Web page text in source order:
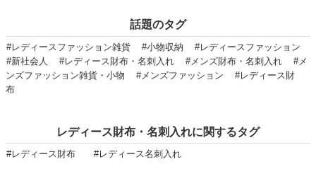
話題のタグ
#レディースファッション雑貨 #小物収納
#レディースファッション
#新社会人
#レディース財布・名刺入れ #メンズ財布・名刺入れ
#メ
ンズファッション雑貨・小物
#メンズファッション
#レディース財
布
レディース財布・名刺入れに関するタグ
#レディース財布 #レディース名刺入れ